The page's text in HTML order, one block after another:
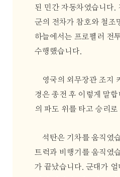
된 민간 자동차였습니다.
군의 전차가 참호와 철조
하늘에서는 프로펠러 전
수행했습니다.
영국의 외무장관 조지
경은 종전 후 이렇게 말
의 파도 위를 타고 승리로
석탄은 기차를 움직였
트럭과 비행기를 움직였
가 끝났습니다. 군대가 얼